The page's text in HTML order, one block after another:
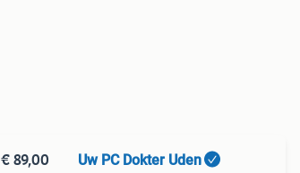
€ 89,00 Uw PC Dokter Uden